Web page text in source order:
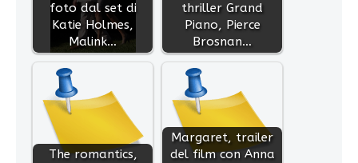
foto dal set di
Katie Holmes,
Malink…
thriller Grand
Piano, Pierce
Brosnan…
The romantics,
Margaret, trailer
del film con Anna